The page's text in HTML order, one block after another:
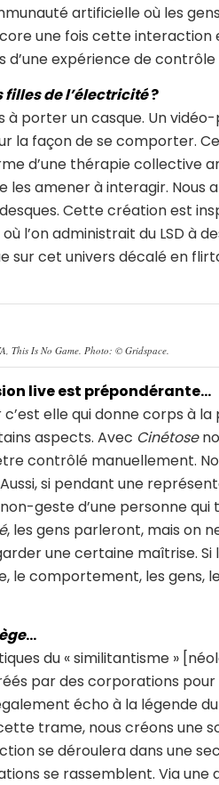
artificielle où les
une fois cette
expérience de contrôle
filles de l’électricité?
à porter un casque. Un
la façon de se comporter.
d’une thérapie collective
les amener à interagir. Nous
Cette création est
l’on administrait du LSD à
sur cet univers décalé en
This Is No Game. Photo: © Gridspace.
live est prépondérante…
elle qui donne corps à
aspects. Avec Cinétose
contrôlé manuellement.
si pendant une
geste d’une personne qui
, les gens parleront, mais on
une certaine maîtrise. Si
le comportement, les gens,
…
du « similitantisme »
par des corporations
écho à la légende
trame, nous créons une
se déroulera dans une
se rassemblent. Via